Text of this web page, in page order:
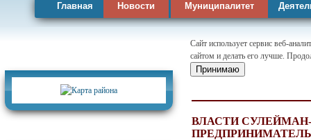
Главная Новости Муниципалитет
Сайт использует сервис веб-
сайтом и делать его лучше.
Принимаю
ВЛАСТИ